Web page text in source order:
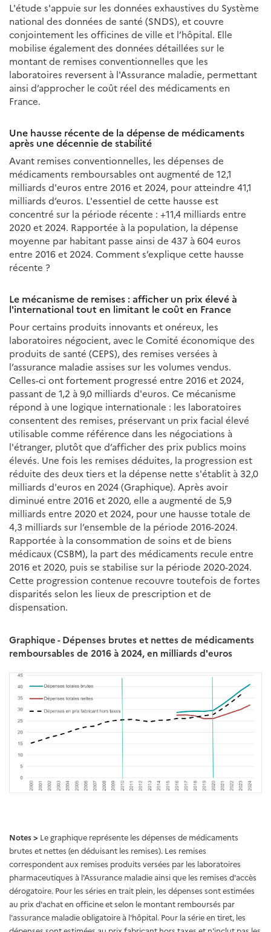
L'étude s'appuie sur les données exhaustives du Système
national des données de santé (SNDS), et couvre
conjointement les officines de ville et l’hôpital. Elle
mobilise également des données détaillées sur le
montant de remises conventionnelles que les
laboratoires reversent à l'Assurance maladie, permettant
ainsi d’approcher le coût réel des médicaments en
France.
Une hausse récente de la dépense de médicaments
après une décennie de stabilité
Avant remises conventionnelles, les dépenses de
médicaments remboursables ont augmenté de 12,1
milliards d'euros entre 2016 et 2024, pour atteindre 41,1
milliards d’euros. L'essentiel de cette hausse est
concentré sur la période récente : +11,4 milliards entre
2020 et 2024. Rapportée à la population, la dépense
moyenne par habitant passe ainsi de 437 à 604 euros
entre 2016 et 2024. Comment s’explique cette hausse
récente ?
Le mécanisme de remises : afficher un prix élevé à
l'international tout en limitant le coût en France
Pour certains produits innovants et onéreux, les
laboratoires négocient, avec le Comité économique des
produits de santé (CEPS), des remises versées à
l’assurance maladie assises sur les volumes vendus.
Celles-ci ont fortement progressé entre 2016 et 2024,
passant de 1,2 à 9,0 milliards d'euros. Ce mécanisme
répond à une logique internationale : les laboratoires
consentent des remises, préservant un prix facial élevé
utilisable comme référence dans les négociations à
l'étranger, plutôt que d’afficher des prix publics moins
élevés. Une fois les remises déduites, la progression est
réduite des deux tiers et la dépense nette s'établit à 32,0
milliards d'euros en 2024 (Graphique). Après avoir
diminué entre 2016 et 2020, elle a augmenté de 5,9
milliards entre 2020 et 2024, pour une hausse totale de
4,3 milliards sur l’ensemble de la période 2016-2024.
Rapportée à la consommation de soins et de biens
médicaux (CSBM), la part des médicaments recule entre
2016 et 2020, puis se stabilise sur la période 2020-2024.
Cette progression contenue recouvre toutefois de fortes
disparités selon les lieux de prescription et de
dispensation.
Graphique - Dépenses brutes et nettes de médicaments
remboursables de 2016 à 2024, en milliards d'euros
Notes > Le graphique représente les dépenses de médicaments
brutes et nettes (en déduisant les remises). Les remises
correspondent aux remises produits versées par les laboratoires
pharmaceutiques à l'Assurance maladie ainsi que les remises d'accès
dérogatoire. Pour les séries en trait plein, les dépenses sont estimées
au prix d'achat en officine et selon le montant remboursés par
l'assurance maladie obligatoire à l'hôpital. Pour la série en tiret, les